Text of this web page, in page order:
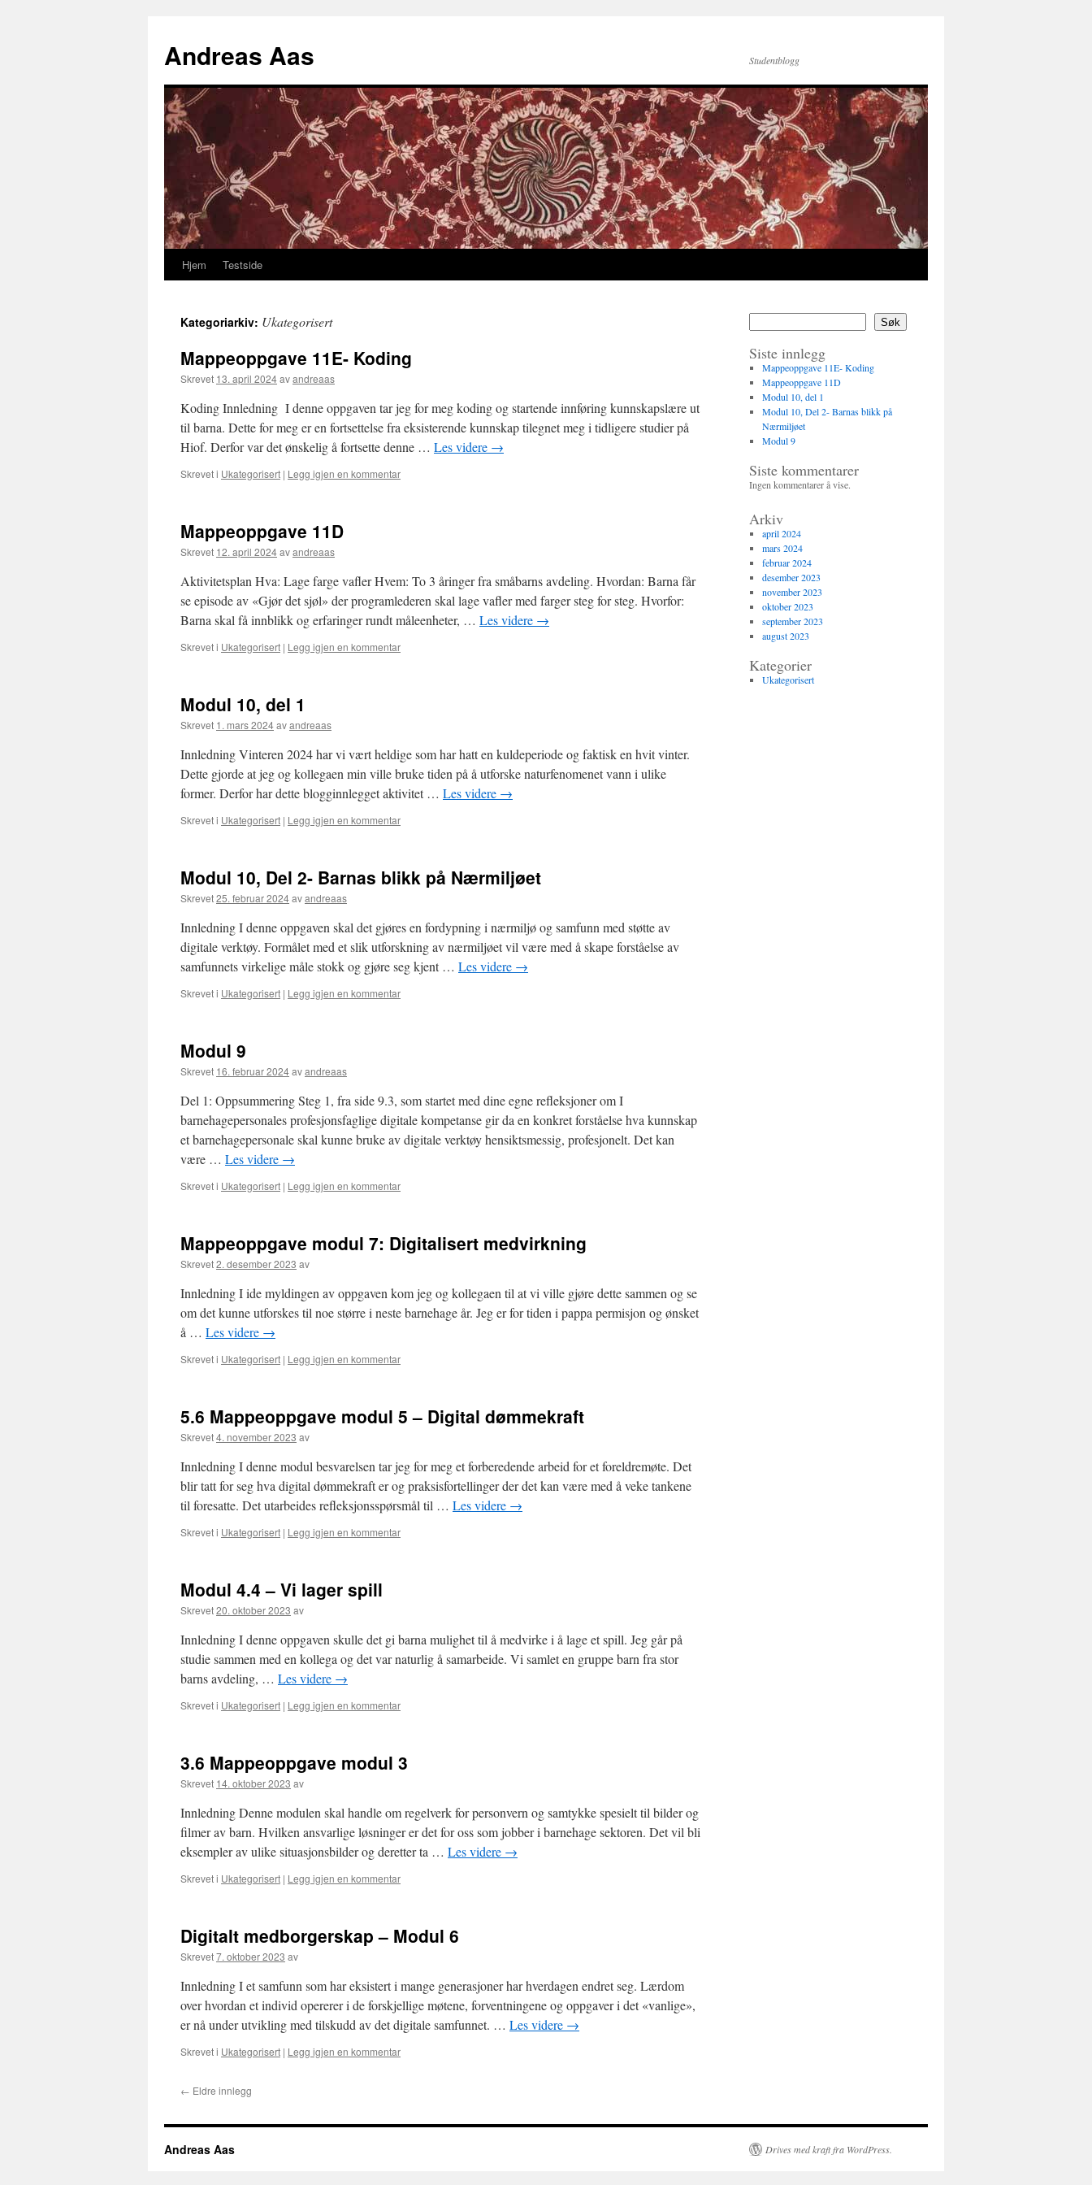
innhold
Andreas Aas Studentblogg
Hjem Testside
Kategoriarkiv: Ukategorisert
Mappeoppgave 11E- Koding
Skrevet 13. april 2024avandreaas
Koding Innledning I denne oppgaven tar jeg for meg koding og startende innføring kunnskapslære ut
til barna. Dette for meg er en fortsettelse fra eksisterende kunnskap tilegnet meg i tidligere studier på
Hiof. Derfor var det ønskelig å fortsette denne … Les videre →
Skrevet i Ukategorisert | Legg igjen en kommentar
Mappeoppgave 11D
Skrevet 12. april 2024avandreaas
Aktivitetsplan Hva: Lage farge vafler Hvem: To 3 åringer fra småbarns avdeling. Hvordan: Barna får
se episode av «Gjør det sjøl» der programlederen skal lage vafler med farger steg for steg. Hvorfor:
Barna skal få innblikk og erfaringer rundt måleenheter, … Les videre →
Skrevet i Ukategorisert | Legg igjen en kommentar
Modul 10, del 1
Skrevet 1. mars 2024avandreaas
Innledning Vinteren 2024 har vi vært heldige som har hatt en kuldeperiode og faktisk en hvit vinter.
Dette gjorde at jeg og kollegaen min ville bruke tiden på å utforske naturfenomenet vann i ulike
former. Derfor har dette blogginnlegget aktivitet … Les videre →
Skrevet i Ukategorisert | Legg igjen en kommentar
Modul 10, Del 2- Barnas blikk på Nærmiljøet
Skrevet25. februar 2024avandreaas
Innledning I denne oppgaven skal det gjøres en fordypning i nærmiljø og samfunn med støtte av
digitale verktøy. Formålet med et slik utforskning av nærmiljøet vil være med å skape forståelse av
samfunnets virkelige måle stokk og gjøre seg kjent … Les videre →
Skrevet i Ukategorisert | Legg igjen en kommentar
Modul 9
Skrevet 16. februar 2024avandreaas
Del 1: Oppsummering Steg 1, fra side 9.3, som startet med dine egne refleksjoner om I
barnehagepersonales profesjonsfaglige digitale kompetanse gir da en konkret forståelse hva kunnskap
et barnehagepersonale skal kunne bruke av digitale verktøy hensiktsmessig, profesjonelt. Det kan
være … Les videre →
Skrevet i Ukategorisert | Legg igjen en kommentar
Mappeoppgave modul 7: Digitalisert medvirkning
Skrevet2. desember 2023 av
Innledning I ide myldingen av oppgaven kom jeg og kollegaen til at vi ville gjøre dette sammen og se
om det kunne utforskes til noe større i neste barnehage år. Jeg er for tiden i pappa permisjon og ønsket
å … Les videre →
Skrevet i Ukategorisert | Legg igjen en kommentar
5.6 Mappeoppgave modul 5 – Digital dømmekraft
Skrevet4. november 2023 av
Innledning I denne modul besvarelsen tar jeg for meg et forberedende arbeid for et foreldremøte. Det
blir tatt for seg hva digital dømmekraft er og praksisfortellinger der det kan være med å veke tankene
til foresatte. Det utarbeides refleksjonsspørsmål til … Les videre →
Skrevet i Ukategorisert | Legg igjen en kommentar
Modul 4.4 – Vi lager spill
Skrevet20. oktober 2023 av
Innledning I denne oppgaven skulle det gi barna mulighet til å medvirke i å lage et spill. Jeg går på
studie sammen med en kollega og det var naturlig å samarbeide. Vi samlet en gruppe barn fra stor
barns avdeling, … Les videre →
Skrevet i Ukategorisert | Legg igjen en kommentar
3.6 Mappeoppgave modul 3
Skrevet 14. oktober 2023 av
Innledning Denne modulen skal handle om regelverk for personvern og samtykke spesielt til bilder og
filmer av barn. Hvilken ansvarlige løsninger er det for oss som jobber i barnehage sektoren. Det vil bli
eksempler av ulike situasjonsbilder og deretter ta … Les videre →
Skrevet i Ukategorisert | Legg igjen en kommentar
Digitalt medborgerskap – Modul 6
Skrevet7. oktober 2023 av
Innledning I et samfunn som har eksistert i mange generasjoner har hverdagen endret seg. Lærdom
over hvordan et individ opererer i de forskjellige møtene, forventningene og oppgaver i det «vanlige»,
er nå under utvikling med tilskudd av det digitale samfunnet. … Les videre →
Skrevet i Ukategorisert | Legg igjen en kommentar
← Eldre innlegg
Søk
Siste innlegg
Mappeoppgave 11E- Koding
Mappeoppgave 11D
Modul 10, del 1
Modul 10, Del 2- Barnas blikk på
Nærmiljøet
Modul 9
Siste kommentarer
Ingen kommentarer å vise.
Arkiv
april 2024
mars 2024
februar 2024
desember 2023
november 2023
oktober 2023
september 2023
august 2023
Kategorier
Ukategorisert
Andreas Aas Drives med kraft fra WordPress.